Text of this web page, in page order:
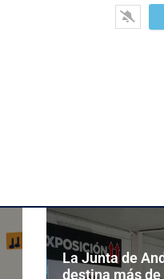
La Junta de
destina más